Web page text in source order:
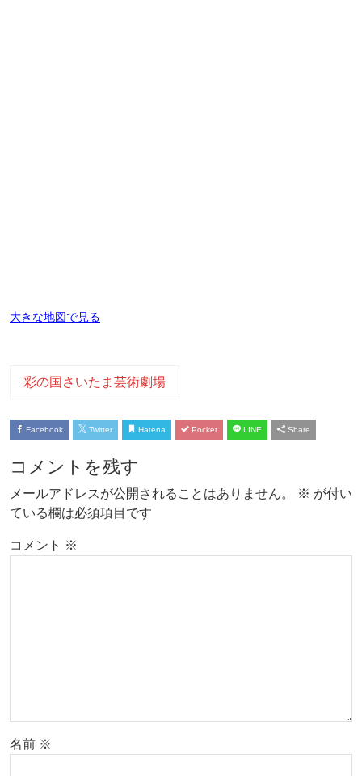
大きな地図で見る
彩の国さいたま芸術劇場
Facebook Twitter Hatena Pocket LINE Share
コメントを残す
メールアドレスが公開されることはありません。 ※ が付い
ている欄は必須項目です
コメント ※
名前 ※